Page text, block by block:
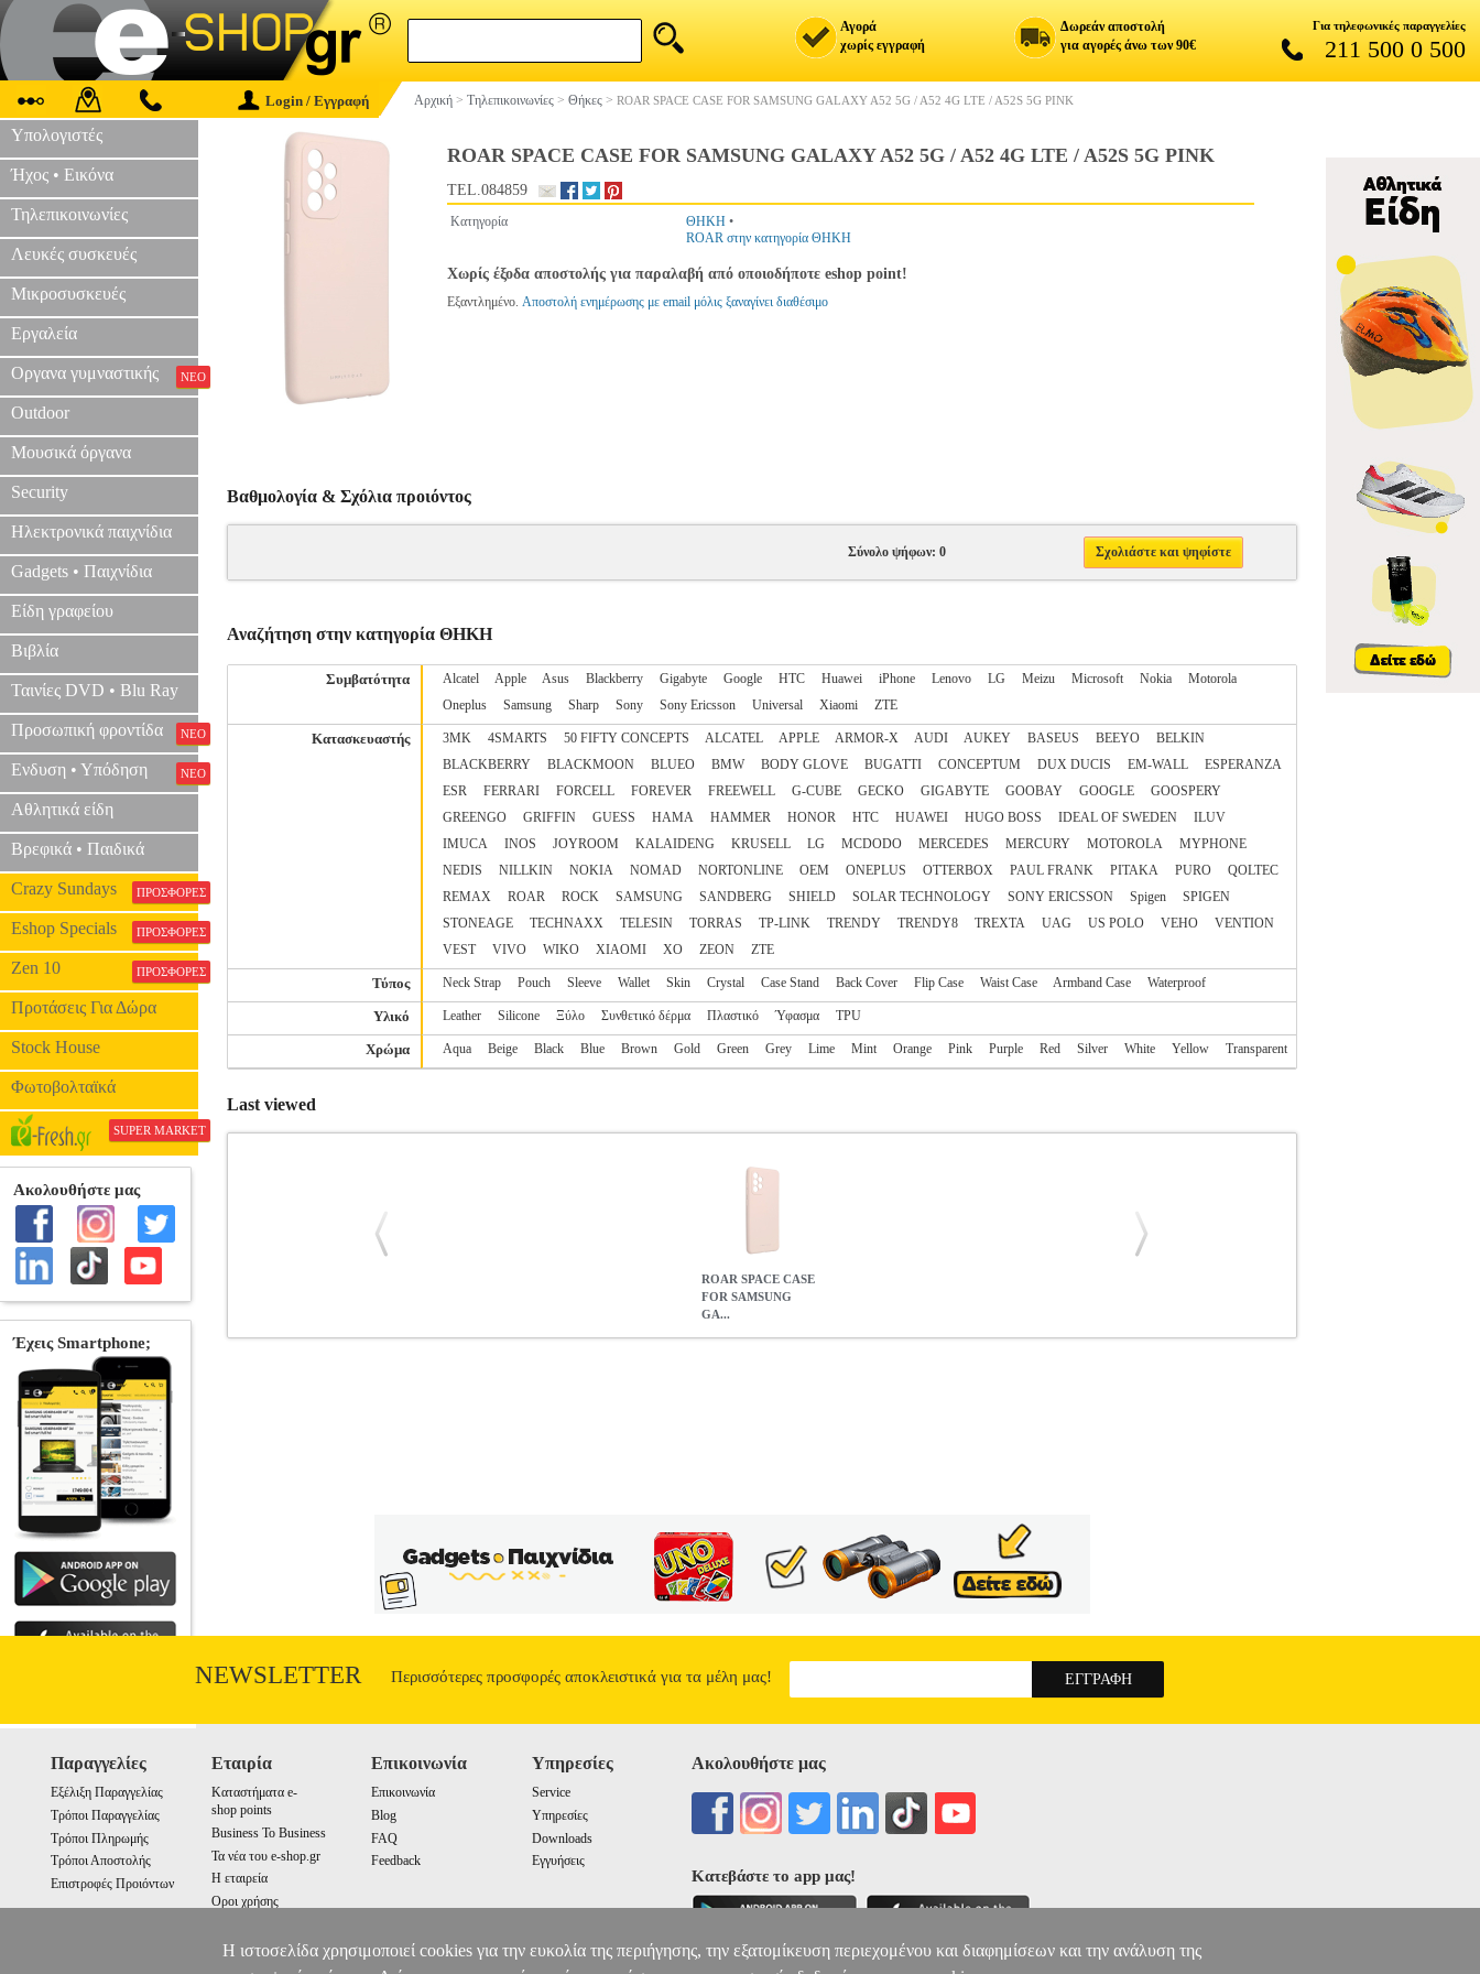
Αγορά
χωρίς εγγραφή
Δωρεάν αποστολή
για αγορές άνω των 90€
Για τηλεφωνικές παραγγελίες
211 500 0 500
Login / Εγγραφή Αρχική > Τηλεπικοινωνίες > Θήκες > ROAR SPACE CASE FOR SAMSUNG GALAXY A52 5G / A52 4G LTE / A52S 5G PINK
Υπολογιστές
Ήχος • Εικόνα
Τηλεπικοινωνίες
Λευκές συσκευές
Μικροσυσκευές
Εργαλεία
Οργανα γυμναστικής ΝΕΟ
Outdoor
Μουσικά όργανα
Security
Ηλεκτρονικά παιχνίδια
Gadgets • Παιχνίδια
Είδη γραφείου
Βιβλία
Ταινίες DVD • Blu Ray
Προσωπική φροντίδα ΝΕΟ
Ενδυση • Υπόδηση ΝΕΟ
Αθλητικά είδη
Βρεφικά • Παιδικά
Crazy Sundays ΠΡΟΣΦΟΡΕΣ
Eshop Specials ΠΡΟΣΦΟΡΕΣ
Zen 10 ΠΡΟΣΦΟΡΕΣ
Προτάσεις Για Δώρα
Stock House
Φωτοβολταϊκά
SUPER MARKET
ROAR SPACE CASE FOR SAMSUNG GALAXY A52 5G / A52 4G LTE / A52S 5G PINK
TEL.084859
Κατηγορία ΘΗΚΗ •
ROAR στην κατηγορία ΘΗΚΗ
Χωρίς έξοδα αποστολής για παραλαβή από οποιοδήποτε eshop point!
Εξαντλημένο. Αποστολή ενημέρωσης με email μόλις ξαναγίνει διαθέσιμο
Βαθμολογία & Σχόλια προιόντος
Σύνολο ψήφων: 0 Σχολιάστε και ψηφίστε
Αναζήτηση στην κατηγορία ΘΗΚΗ
Συμβατότητα Alcatel Apple Asus Blackberry Gigabyte Google HTC Huawei iPhone Lenovo LG Meizu Microsoft Nokia
Motorola
Oneplus
Samsung Sharp Sony Sony Ericsson Universal Xiaomi ZTE
Κατασκευαστής 3MK 4SMARTS 50 FIFTY CONCEPTS ALCATEL APPLE ARMOR-X AUDI AUKEY BASEUS BEEYO
BELKIN
BLACKBERRY
BLACKMOON BLUEO BMW BODY GLOVE BUGATTI CONCEPTUM DUX DUCIS EM-WALL
ESPERANZA
ESR
FERRARI FORCELL FOREVER FREEWELL G-CUBE GECKO GIGABYTE GOOBAY GOOGLE
GOOSPERY
GREENGO
GRIFFIN GUESS HAMA HAMMER HONOR HTC HUAWEI HUGO BOSS IDEAL OF SWEDEN
ILUV
IMUCA
INOS JOYROOM KALAIDENG KRUSELL LG MCDODO MERCEDES MERCURY MOTOROLA
MYPHONE
NEDIS
NILLKIN NOKIA NOMAD NORTONLINE OEM ONEPLUS OTTERBOX PAUL FRANK PITAKA PURO
QOLTEC
REMAX
ROAR ROCK SAMSUNG SANDBERG SHIELD SOLAR TECHNOLOGY SONY ERICSSON Spigen
SPIGEN
STONEAGE
TECHNAXX TELESIN TORRAS TP-LINK TRENDY TRENDY8 TREXTA UAG US POLO VEHO
VENTION
VEST
VIVO WIKO XIAOMI XO ZEON ZTE
Τύπος Neck Strap Pouch Sleeve Wallet Skin Crystal Case Stand Back Cover Flip Case Waist Case Armband Case Waterproof
Υλικό Leather Silicone Ξύλο Συνθετικό δέρμα Πλαστικό Ύφασμα TPU
Χρώμα Aqua Beige Black Blue Brown Gold Green Grey Lime Mint Orange Pink Purple Red Silver White Yellow Transparent
Last viewed
ROAR SPACE CASE
FOR SAMSUNG
GA...
NEWSLETTER Περισσότερες προσφορές αποκλειστικά για τα μέλη μας!
Παραγγελίες
Εξέλιξη Παραγγελίας
Τρόποι Παραγγελίας
Τρόποι Πληρωμής
Τρόποι Αποστολής
Επιστροφές Προιόντων
Εταιρία
Καταστήματα e-
shop points
Business To Business
Τα νέα του e-shop.gr
Η εταιρεία
Οροι χρήσης
Επικοινωνία
Επικοινωνία
Blog
FAQ
Feedback
Υπηρεσίες
Service
Υπηρεσίες
Downloads
Εγγυήσεις
Ακολουθήστε μας
Κατεβάστε το app μας!
Η ιστοσελίδα χρησιμοποιεί cookies για την ευκολία της περιήγησης, την εξατομίκευση περιεχομένου και διαφημίσεων και την ανάλυση της